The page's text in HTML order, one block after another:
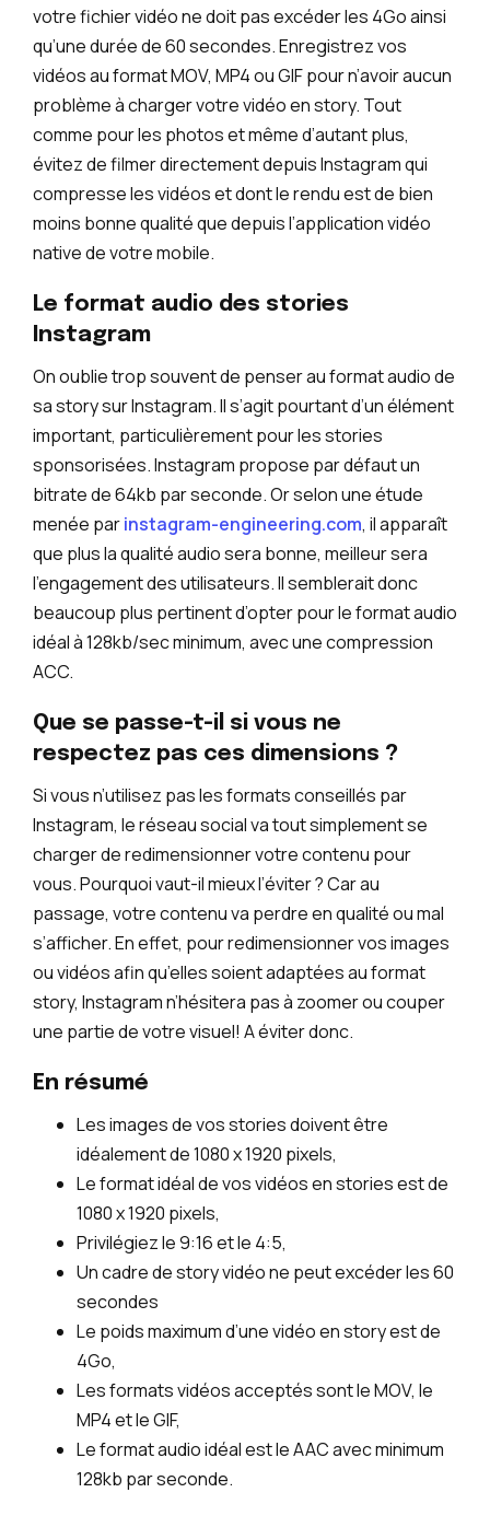
votre fichier vidéo ne doit pas excéder les 4Go ainsi
qu’une durée de 60 secondes. Enregistrez vos
vidéos au format MOV, MP4 ou GIF pour n’avoir aucun
problème à charger votre vidéo en story. Tout
comme pour les photos et même d’autant plus,
évitez de filmer directement depuis Instagram qui
compresse les vidéos et dont le rendu est de bien
moins bonne qualité que depuis l’application vidéo
native de votre mobile.
Le format audio des stories
Instagram
On oublie trop souvent de penser au format audio de
sa story sur Instagram. Il s’agit pourtant d’un élément
important, particulièrement pour les stories
sponsorisées. Instagram propose par défaut un
bitrate de 64kb par seconde. Or selon une étude
menée parinstagram-engineering.com, il apparaît
que plus la qualité audio sera bonne, meilleur sera
l’engagement des utilisateurs. Il semblerait donc
beaucoup plus pertinent d’opter pour le format audio
idéal à 128kb/sec minimum, avec une compression
ACC.
Que se passe-t-il si vous ne
respectez pas ces dimensions ?
Si vous n’utilisez pas les formats conseillés par
Instagram, le réseau social va tout simplement se
charger de redimensionner votre contenu pour
vous. Pourquoi vaut-il mieux l’éviter ? Car au
passage, votre contenu va perdre en qualité ou mal
s’afficher. En effet, pour redimensionner vos images
ou vidéos afin qu’elles soient adaptées au format
story, Instagram n’hésitera pas à zoomer ou couper
une partie de votre visuel! A éviter donc.
En résumé
Les images de vos stories doivent être
idéalement de 1080 x 1920 pixels,
Le format idéal de vos vidéos en stories est de
1080 x 1920 pixels,
Privilégiez le 9:16 et le 4:5,
Un cadre de story vidéo ne peut excéder les 60
secondes
Le poids maximum d’une vidéo en story est de
4Go,
Les formats vidéos acceptés sont le MOV, le
MP4 et le GIF,
Le format audio idéal est le AAC avec minimum
128kb par seconde.